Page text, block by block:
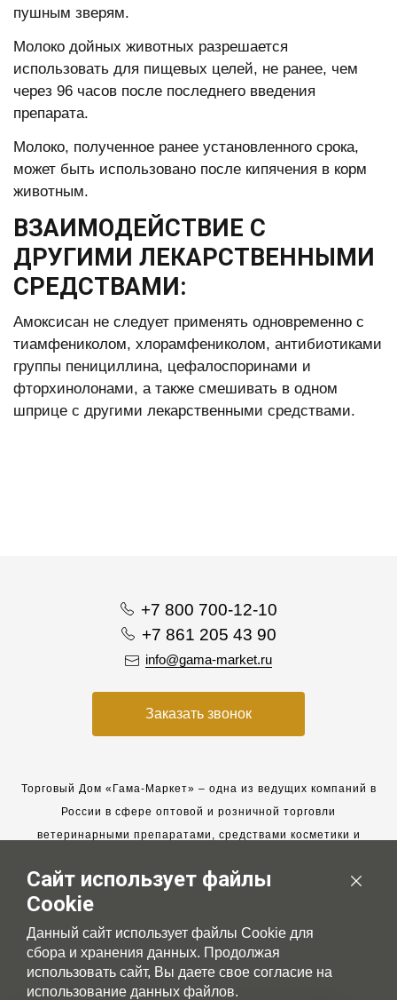
пушным зверям.
Молоко дойных животных разрешается
использовать для пищевых целей, не ранее, чем
через 96 часов после последнего введения
препарата.
Молоко, полученное ранее установленного срока,
может быть использовано после кипячения в корм
животным.
ВЗАИМОДЕЙСТВИЕ С
ДРУГИМИ ЛЕКАРСТВЕННЫМИ
СРЕДСТВАМИ:
Амоксисан не следует применять одновременно с
тиамфениколом, хлорамфениколом, антибиотиками
группы пенициллина, цефалоспоринами и
фторхинолонами, а также смешивать в одном
шприце с другими лекарственными средствами.
+7 800 700-12-10
+7 861 205 43 90
info@gama-market.ru
Заказать звонок
Торговый Дом «Гама-Маркет» – одна из ведущих компаний в
России в сфере оптовой и розничной торговли
ветеринарными препаратами, средствами косметики и
Мы работаем с 2005 года. Мы приглашаем к сотрудничеству
новых клиентов и всегда рассчитываем на взаимовыгодные,
долгосрочные партнерские отношения.
Сайт использует файлы
Cookie
Данный сайт использует файлы Cookie для
сбора и хранения данных. Продолжая
использовать сайт, Вы даете свое согласие на
использование данных файлов.